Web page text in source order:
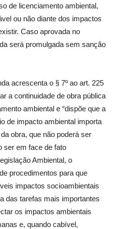
de licenciamento ambiental,
ou não diante dos impactos
Caso aprovada no
será promulgada sem sanção
acrescenta o § 7º ao art. 225
a continuidade de obra pública
ambiental e “dispõe que a
de impacto ambiental importa
obra, que não poderá ser
ser em face de fato
Ambiental, o
procedimentos para que
impactos socioambientais
das tarefas mais importantes
os impactos ambientais
e, quando cabível,